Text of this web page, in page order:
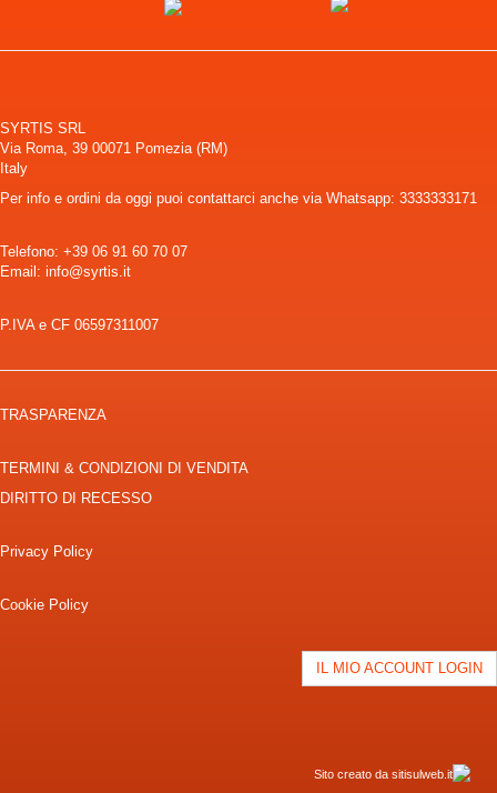
SYRTIS SRL
Via Roma, 39 00071 Pomezia (RM)
Italy
Per info e ordini da oggi puoi contattarci anche via Whatsapp: 3333333171
Telefono: +39 06 91 60 70 07
Email: info@syrtis.it
P.IVA e CF 06597311007
TRASPARENZA
TERMINI & CONDIZIONI DI VENDITA
DIRITTO DI RECESSO
Privacy Policy
Cookie Policy
IL MIO ACCOUNT LOGIN
Sito creato da sitisulweb.it